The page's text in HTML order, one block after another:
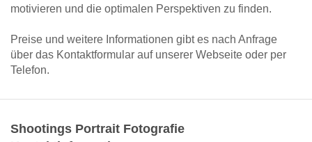
motivieren und die optimalen Perspektiven zu finden.
Preise und weitere Informationen gibt es nach Anfrage
über das Kontaktformular auf unserer Webseite oder per
Telefon.
Shootings Portrait Fotografie